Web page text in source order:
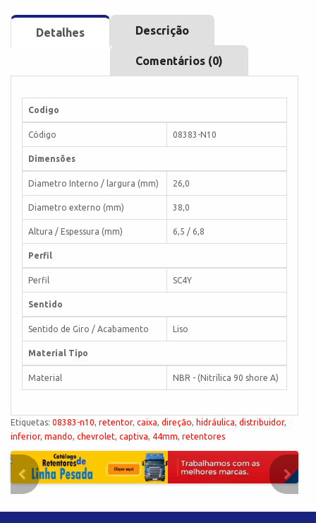
Detalhes Descrição
Comentários (0)
Codigo
Código 08383-N10
Dimensões
Diametro Interno / largura (mm) 26,0
Diametro externo (mm) 38,0
Altura / Espessura (mm) 6,5 / 6,8
Perfil
Perfil SC4Y
Sentido
Sentido de Giro / Acabamento Liso
Material Tipo
Material NBR - (Nitrílica 90 shore A)
Etiquetas: 08383-n10, retentor, caixa, direção, hidráulica, distribuidor,
inferior, mando, chevrolet, captiva, 44mm, retentores